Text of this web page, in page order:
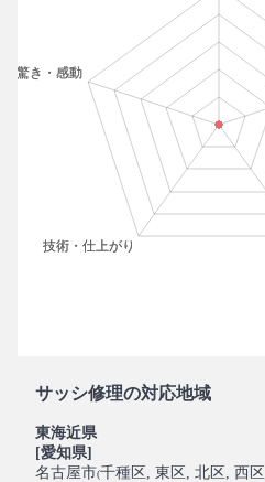
サッシ修理の対応地域
東海近県
[愛知県]
名古屋市(千種区 , 東区 , 北区 , 西区